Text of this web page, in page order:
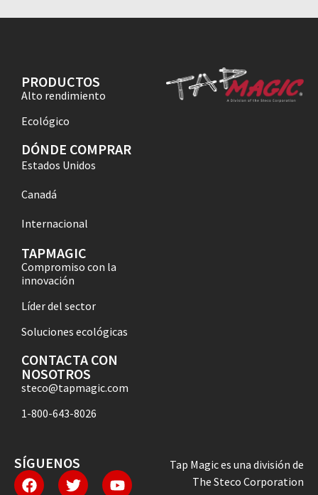
PRODUCTOS
Alto rendimiento
Ecológico
DÓNDE COMPRAR
Estados Unidos
Canadá
Internacional
TAPMAGIC
Compromiso con la
innovación
Líder del sector
Soluciones ecológicas
CONTACTA CON
NOSOTROS
steco@tapmagic.com
1-800-643-8026
SÍGUENOS
Tap Magic es una división de
The Steco Corporation